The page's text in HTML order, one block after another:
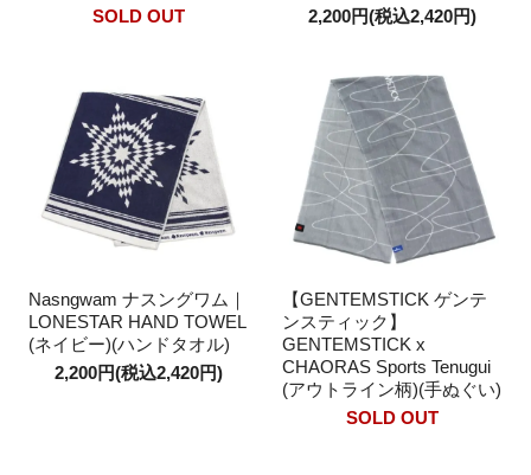
SOLD OUT
2,200円(税込2,420円)
Nasngwam ナスングワム｜
LONESTAR HAND TOWEL
(ネイビー)(ハンドタオル)
2,200円(税込2,420円)
【GENTEMSTICK ゲンテ
ンスティック】
GENTEMSTICK x
CHAORAS Sports Tenugui
(アウトライン柄)(手ぬぐい)
SOLD OUT